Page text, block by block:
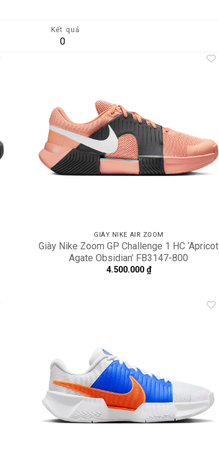
Kết quả
0
GIÀY NIKE AIR ZOOM
Giày Nike Zoom GP Challenge 1 HC ‘Apricot
Agate Obsidian’ FB3147-800
4.500.000 ₫